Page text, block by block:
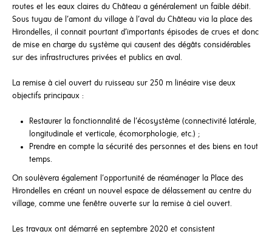
routes et les eaux claires du Château a généralement un faible débit.
Sous tuyau de l’amont du village à l’aval du Château via la place des
Hirondelles, il connait pourtant d’importants épisodes de crues et donc
de mise en charge du système qui causent des dégâts considérables
sur des infrastructures privées et publics en aval.
La remise à ciel ouvert du ruisseau sur 250 m linéaire vise deux
objectifs principaux :
Restaurer la fonctionnalité de l’écosystème (connectivité latérale,
longitudinale et verticale, écomorphologie, etc.) ;
Prendre en compte la sécurité des personnes et des biens en tout
temps.
On soulèvera également l’opportunité de réaménager la Place des
Hirondelles en créant un nouvel espace de délassement au centre du
village, comme une fenêtre ouverte sur la remise à ciel ouvert.
Les travaux ont démarré en septembre 2020 et consistent